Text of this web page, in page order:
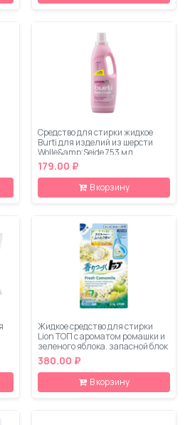
Средство для стирки жидкое
Burti для изделий из шерсти
Wolle&amp;Seide 753 мл
179.00 ₽
В корзину
Жидкое средство для стирки
Lion ТОП с ароматом ромашки и
зеленого яблока, запасной блок
810 мл
380.00 ₽
В корзину